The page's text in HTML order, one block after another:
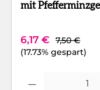
mit
Verkaufspreis:
6,17 € Regulärer
7,50 €
(17.73% gespart)
Produkt Anzahl: Gib